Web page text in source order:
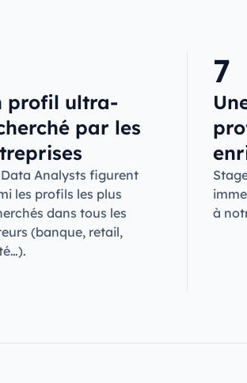
profil ultra-
par les
Data Analysts figurent
les profils les plus
dans tous les
(banque, retail,
7
à